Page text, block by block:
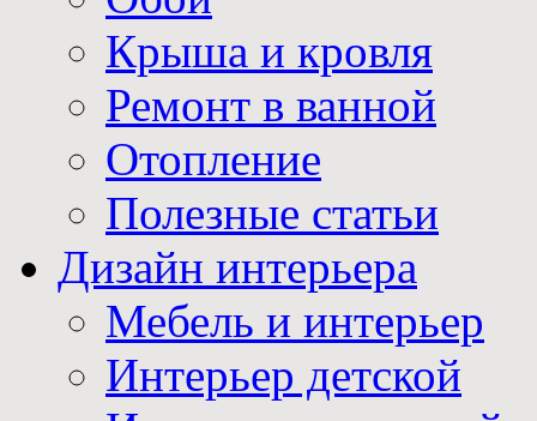
Крыша и кровля
Ремонт в ванной
Отопление
Полезные статьи
Дизайн интерьера
Мебель и интерьер
Интерьер детской